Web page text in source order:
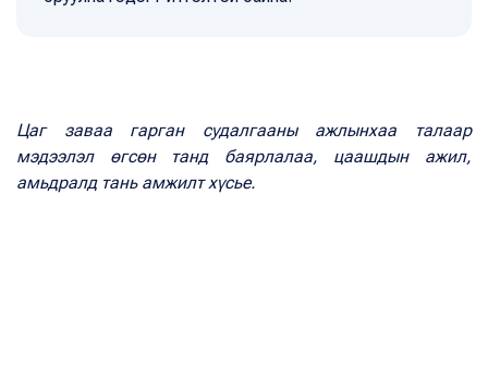
Цаг заваа гарган судалгааны ажлынхаа талаар
мэдээлэл өгсөн танд баярлалаа, цаашдын ажил,
амьдралд тань амжилт хүсье.